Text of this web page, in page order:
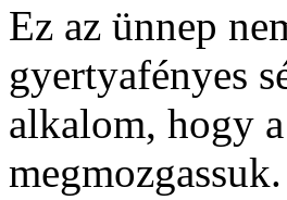
Ez az ünnep
gyertyafényes
alkalom, hogy